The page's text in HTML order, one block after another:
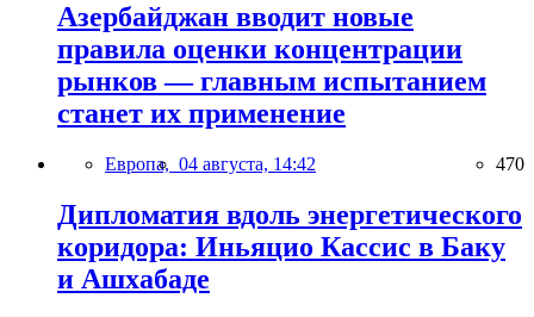
Азербайджан вводит новые
правила оценки концентрации
рынков — главным испытанием
станет их применение
Европа, 04 августа, 14:42 470
Дипломатия вдоль энергетического
коридора: Иньяцио Кассис в Баку
и Ашхабаде